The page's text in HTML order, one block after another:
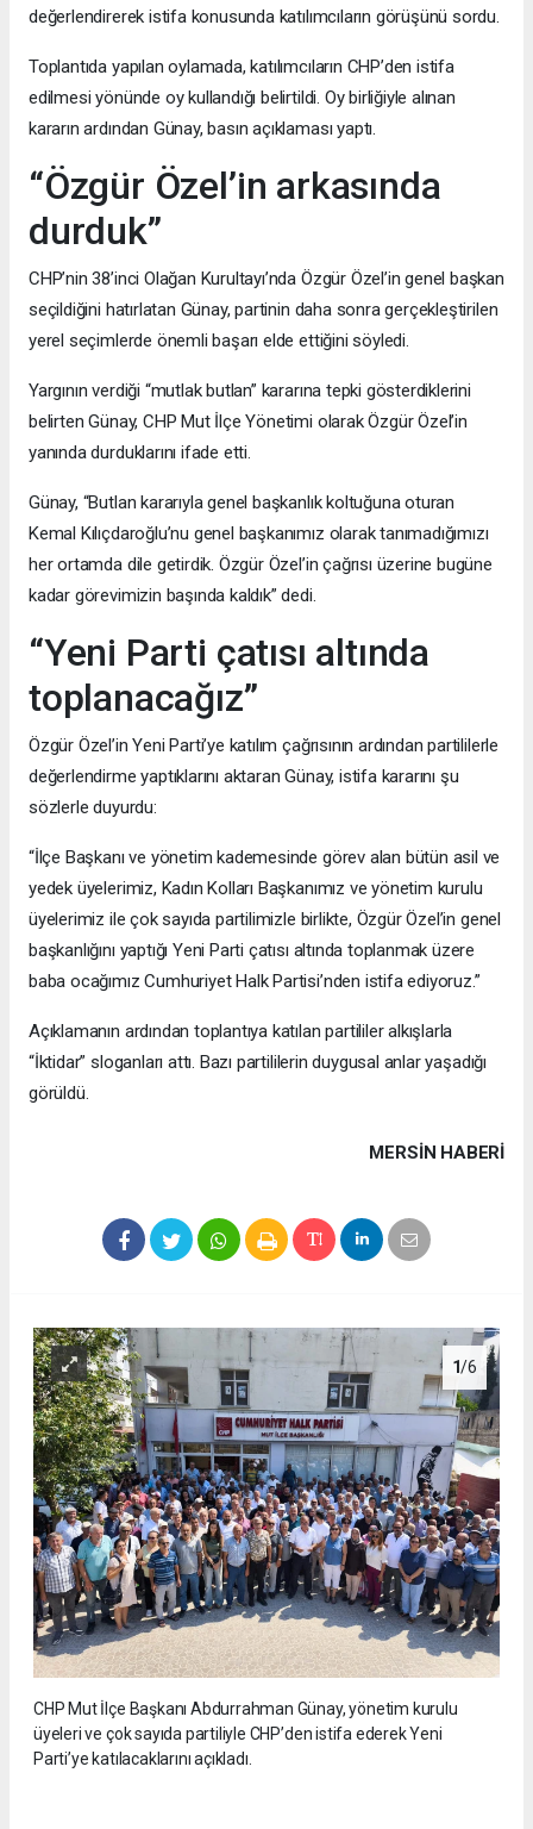
değerlendirerek istifa konusunda katılımcıların görüşünü sordu.
Toplantıda yapılan oylamada, katılımcıların CHP’den istifa
edilmesi yönünde oy kullandığı belirtildi. Oy birliğiyle alınan
kararın ardından Günay, basın açıklaması yaptı.
“Özgür Özel’in arkasında
durduk”
CHP’nin 38’inci Olağan Kurultayı’nda Özgür Özel’in genel başkan
seçildiğini hatırlatan Günay, partinin daha sonra gerçekleştirilen
yerel seçimlerde önemli başarı elde ettiğini söyledi.
Yargının verdiği “mutlak butlan” kararına tepki gösterdiklerini
belirten Günay, CHP Mut İlçe Yönetimi olarak Özgür Özel’in
yanında durduklarını ifade etti.
Günay, “Butlan kararıyla genel başkanlık koltuğuna oturan
Kemal Kılıçdaroğlu’nu genel başkanımız olarak tanımadığımızı
her ortamda dile getirdik. Özgür Özel’in çağrısı üzerine bugüne
kadar görevimizin başında kaldık” dedi.
“Yeni Parti çatısı altında
toplanacağız”
Özgür Özel’in Yeni Parti’ye katılım çağrısının ardından partililerle
değerlendirme yaptıklarını aktaran Günay, istifa kararını şu
sözlerle duyurdu:
“İlçe Başkanı ve yönetim kademesinde görev alan bütün asil ve
yedek üyelerimiz, Kadın Kolları Başkanımız ve yönetim kurulu
üyelerimiz ile çok sayıda partilimizle birlikte, Özgür Özel’in genel
başkanlığını yaptığı Yeni Parti çatısı altında toplanmak üzere
baba ocağımız Cumhuriyet Halk Partisi’nden istifa ediyoruz.”
Açıklamanın ardından toplantıya katılan partililer alkışlarla
“İktidar” sloganları attı. Bazı partililerin duygusal anlar yaşadığı
görüldü.
MERSIN HABERİ
1/6
CHP Mut İlçe Başkanı Abdurrahman Günay, yönetim kurulu
üyeleri ve çok sayıda partiliyle CHP’den istifa ederek Yeni
Parti’ye katılacaklarını açıkladı.